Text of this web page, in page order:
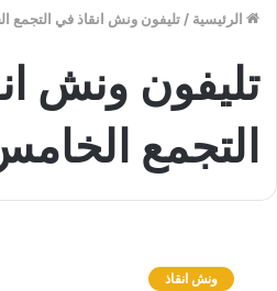
الرئيسية / تليفون ونش انقاذ في التجمع
تليفون ونش
التجمع
ونش انقاذ